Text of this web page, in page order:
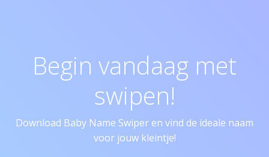
Begin vandaag met
swipen!
Download Baby Name Swiper en vind de ideale naam
voor jouw kleintje!